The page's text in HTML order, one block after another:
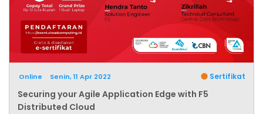
Online Senin, 11 Apr 2022 Sertifikat
Securing your Agile Application Edge with F5
Distributed Cloud